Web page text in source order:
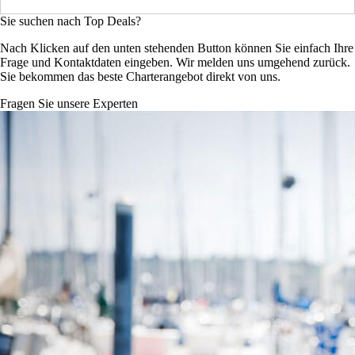
Sie suchen nach Top Deals?
Nach Klicken auf den unten stehenden Button können Sie einfach Ihre
Frage und Kontaktdaten eingeben. Wir melden uns umgehend zurück.
Sie bekommen das beste Charterangebot direkt von uns.
Fragen Sie unsere Experten